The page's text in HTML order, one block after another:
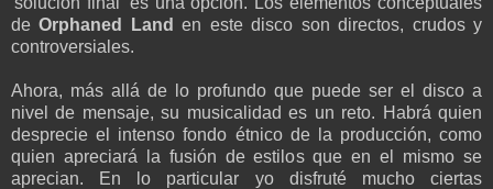
deOrphaned Land en este disco son directos, crudos y
controversiales.
Ahora, más allá de lo profundo que puede ser el disco a
nivel de mensaje, su musicalidad es un reto. Habrá quien
desprecie el intenso fondo étnico de la producción, como
quien apreciará la fusión de estilos que en el mismo se
aprecian. En lo particular yo disfruté mucho ciertas